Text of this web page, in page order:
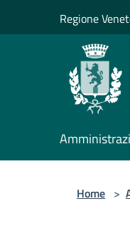
Regione
Home >